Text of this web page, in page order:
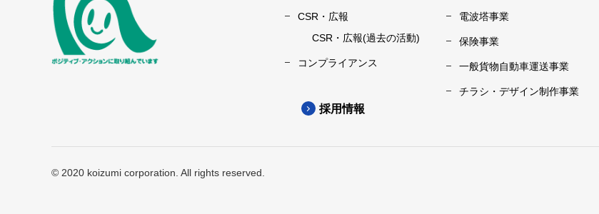
CSR・広報
CSR・広報(過去の活動)
コンプライアンス
電波塔事業
保険事業
一般貨物自動車運送事業
チラシ・デザイン制作事業
採用情報
© 2020 koizumi corporation. All rights reserved.